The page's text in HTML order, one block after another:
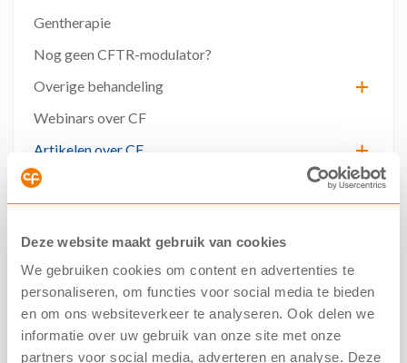
Deze website maakt gebruik van cookies
We gebruiken cookies om content en advertenties te
personaliseren, om functies voor social media te bieden
en om ons websiteverkeer te analyseren. Ook delen we
informatie over uw gebruik van onze site met onze
partners voor social media, adverteren en analyse. Deze
Gentherapie
Nog geen CFTR-modulator?
Overige behandeling
Webinars over CF
Artikelen over CF
Altijd op de hoogte zijn van nieuws over
evenementen? Schrijf je dan in voor onze
nieuwsbrief
»